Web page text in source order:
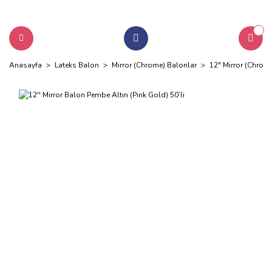
Anasayfa Lateks Balon Mirror (Chrome) Balonlar 12" Mirror